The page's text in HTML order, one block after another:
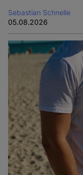
Sebastian Schnelle
05.08.2026